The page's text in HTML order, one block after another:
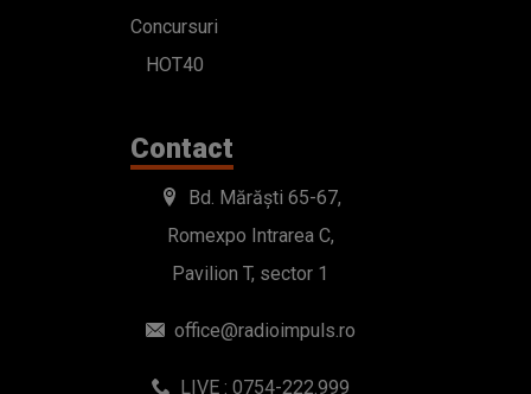
Concursuri
HOT40
Contact
Bd. Mărăști 65-67,
Romexpo Intrarea C,
Pavilion T, sector 1
office@radioimpuls.ro
LIVE : 0754-222.999